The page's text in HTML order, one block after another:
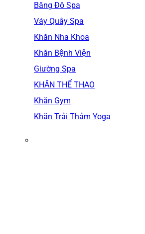
Băng Đô Spa
Váy Quây Spa
Khăn Nha Khoa
Khăn Bệnh Viện
Giường Spa
KHĂN THỂ THAO
Khăn Gym
Khăn Trải Thảm Yoga